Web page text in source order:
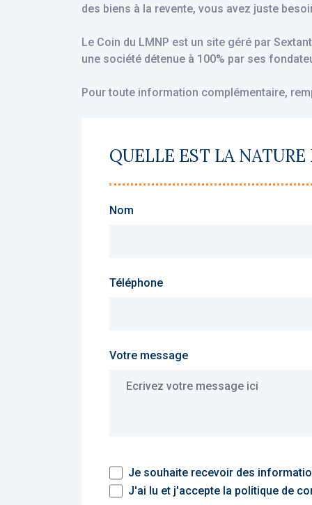
des biens à la revente, vous avez juste
Le Coin du LMNP est un site géré par
une société détenue à 100% par ses
Pour toute information complémentaire,
QUELLE EST LA
Nom
Téléphone
Votre message
Je souhaite recevoir des
J'ai lu et j'accepte la politique de